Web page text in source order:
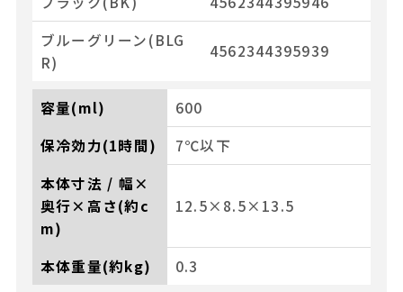
ブルーグリーン(BLG
R)
4562344395939
容量(ml)
600
保冷効力(1時間)
7℃以下
本体寸法 / 幅×
奥行×高さ(約c
m)
12.5×8.5×13.5
本体重量(約kg) 0.3